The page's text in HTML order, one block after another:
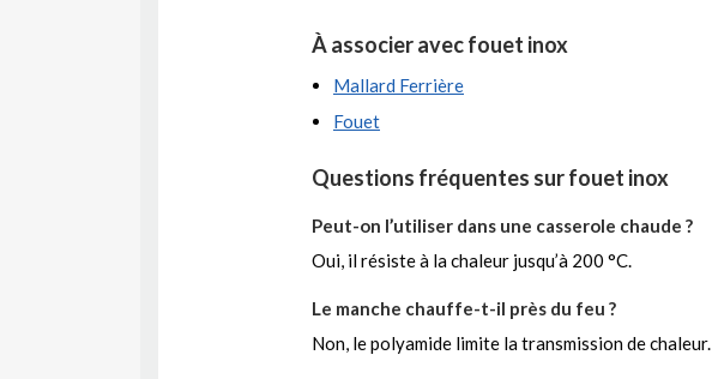
À associer avec fouet inox
Mallard Ferrière
Fouet
Questions fréquentes sur fouet inox
Peut-on l’utiliser dans une casserole chaude ?
Oui, il résiste à la chaleur jusqu’à 200 °C.
Le manche chauffe-t-il près du feu ?
Non, le polyamide limite la transmission de chaleur.